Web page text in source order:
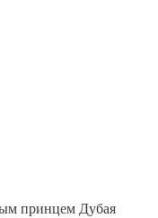
принцем Дубая